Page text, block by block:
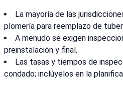
La mayoría de las
plomería para reemplazo de
A menudo se exigen
preinstalación y final.
Las tasas y tiempos de
condado; inclúyelos en la